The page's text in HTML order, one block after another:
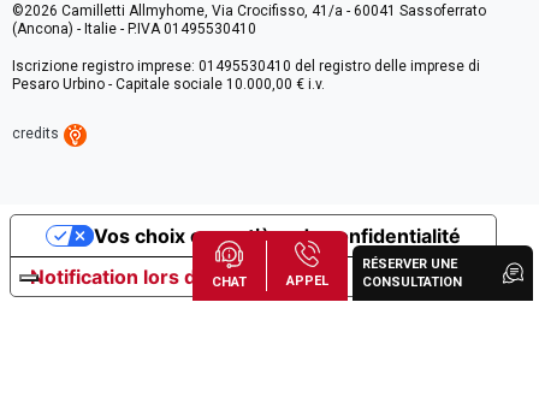
©2026 Camilletti Allmyhome, Via Crocifisso, 41/a - 60041 Sassoferrato
(Ancona) - Italie - P.IVA 01495530410
Iscrizione registro imprese: 01495530410 del registro delle imprese di
Pesaro Urbino - Capitale sociale 10.000,00 € i.v.
credits
CHAT APPEL
RÉSERVER UNE
CONSULTATION
Notification lors de la collecte
Vos choix en matière de confidentialité